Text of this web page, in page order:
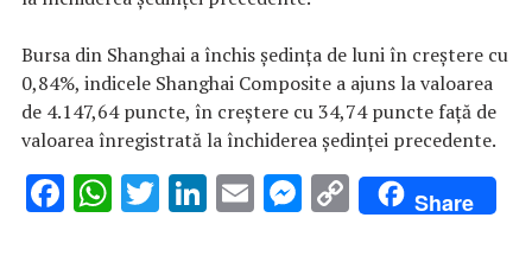
Bursa din Shanghai a închis şedinţa de luni în creştere cu
0,84%, indicele Shanghai Composite a ajuns la valoarea
de 4.147,64 puncte, în creştere cu 34,74 puncte faţă de
valoarea înregistrată la închiderea şedinţei precedente.
F W T Li E M C
o
Share